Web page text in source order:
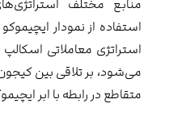
منابع مختلف
استفاده از نمودار
استراتژی معاملاتی اسکالپ
می‌شود، بر تلاقی بین
متقاطع در رابطه با ابر